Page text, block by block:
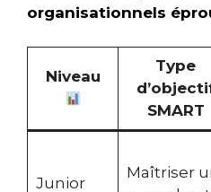
organisationnels
Niveau
Type
SMART
Junior
Maîtriser